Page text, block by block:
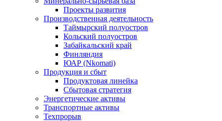
Проекты развития
Производственная деятельность
Таймырский полуостров
Кольский полуостров
Забайкальский край
Финляндия
ЮАР (Nkomati)
Продукция и сбыт
Продуктовая линейка
Сбытовая стратегия
Энергетические активы
Транспортные активы
Техпрорыв